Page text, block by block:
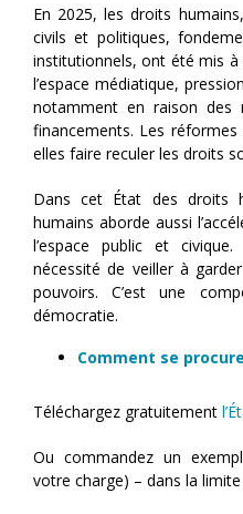
En 2025, les droits
civils et politiques,
institutionnels, ont été mis
l’espace médiatique,
notamment en raison des
financements. Les
elles faire reculer les droits
Dans cet État des droits
humains aborde aussi
l’espace public et
nécessité de veiller à
pouvoirs. C’est une
démocratie.
Comment se
Téléchargez gratuitement
Ou commandez un
votre charge) – dans la